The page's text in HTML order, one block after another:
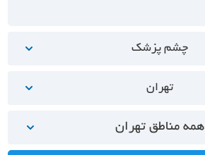
چشم پزشک
تهران
همه مناطق تهران